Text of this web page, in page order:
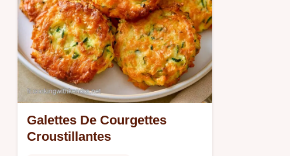
Galettes De Courgettes
Croustillantes